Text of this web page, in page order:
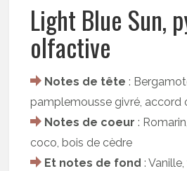
Light Blue Sun,
olfactive
Notes de tête :
pamplemousse givré, accord
Notes de coeur :
coco, bois de cèdre
Et notes de fond :